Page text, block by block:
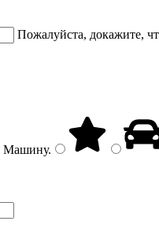
Пожалуйста, докажите,
Машину.